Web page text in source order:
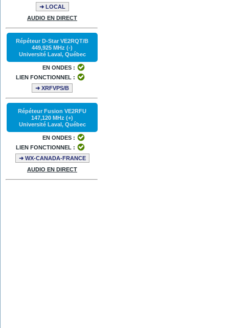
➜ LOCAL
AUDIO EN DIRECT
Répéteur D-Star VE2RQT/B
449,925 MHz (-)
Université Laval, Québec
EN ONDES :
LIEN FONCTIONNEL :
➜ XRFVPS/B
Répéteur Fusion VE2RFU
147,120 MHz (+)
Université Laval, Québec
EN ONDES :
LIEN FONCTIONNEL :
➜ WX-CANADA-FRANCE
AUDIO EN DIRECT